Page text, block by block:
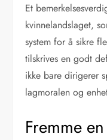
Et
kvinnelandslaget,
system for å sikre
tilskrives en godt
ikke bare dirigerer
lagmoralen og
Fremme